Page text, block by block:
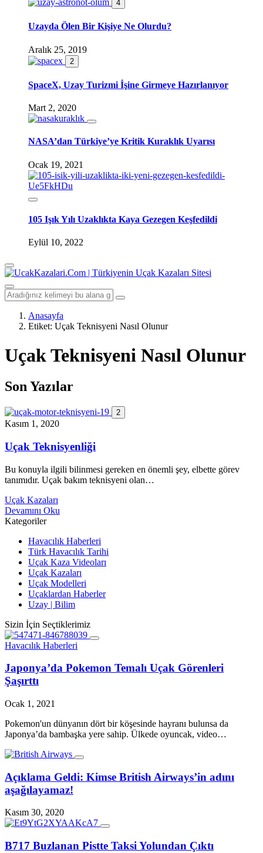
4
Uzayda Ölen Bir Kişiye Ne Olurdu?
Aralık 25, 2019
2
SpaceX, Uzay Turizmi İşine Girmeye Hazırlanıyor
Mart 2, 2020
NASA’dan Türkiye’ye Kritik Kuraklık Uyarısı
Ocak 19, 2021
105 Işık Yılı Uzaklıkta Kaya Gezegen Keşfedildi
Eylül 10, 2022
Anasayfa
Etiket: Uçak Teknisyeni Nasıl Olunur
Uçak Teknisyeni Nasıl Olunur
Son Yazılar
2
Kasım 1, 2020
Uçak Teknisyenliği
Bu konuyla ilgili bilinmesi gereken en önemli şey, elbette görev
tanımıdır. Uçak bakım teknisyeni olan…
Uçak Kazaları
Devamını Oku
Kategoriler
Havacılık Haberleri
Türk Havacılık Tarihi
Uçak Kaza Videoları
Uçak Kazaları
Uçak Modelleri
Uçaklardan Haberler
Uzay | Bilim
Sizin İçin Seçtiklerimiz
Havacılık Haberleri
Japonya’da Pokemon Temalı Uçak Görenleri
Şaşırttı
Ocak 1, 2021
Pokemon'un dünyanın dört bir köşesinde hayranı bulunsa da
Japonya’da bambaşka yere sahip. Ülkede oyuncak, video…
Açıklama Geldi: Kimse British Airways’in adını
aşağılayamaz!
Kasım 30, 2020
B717 Buzlanan Pistte Taksi Yolundan Çıktı